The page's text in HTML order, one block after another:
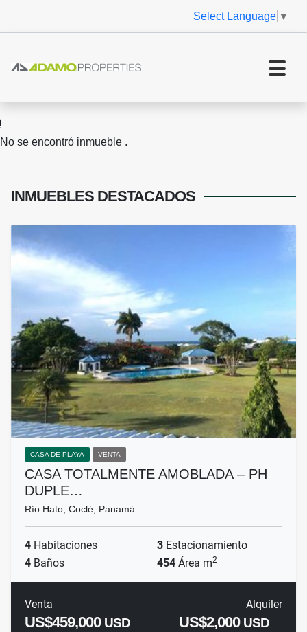
Select Language ▼
No se encontró inmueble .
INMUEBLES DESTACADOS
CASA DE PLAYA VENTA
CASA TOTALMENTE AMOBLADA – PH
DUPLE…
Río Hato, Coclé, Panamá
4 Habitaciones 3 Estacionamiento
4 Baños 454 Área m2
Venta
US$459,000 USD
Alquiler
US$2,000 USD